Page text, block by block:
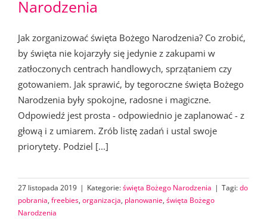
Narodzenia
Jak zorganizować święta Bożego Narodzenia? Co zrobić,
by święta nie kojarzyły się jedynie z zakupami w
zatłoczonych centrach handlowych, sprzątaniem czy
gotowaniem. Jak sprawić, by tegoroczne święta Bożego
Narodzenia były spokojne, radosne i magiczne.
Odpowiedź jest prosta - odpowiednio je zaplanować - z
głową i z umiarem. Zrób listę zadań i ustal swoje
priorytety. Podziel [...]
27 listopada 2019 | Kategorie:święta Bożego Narodzenia | Tagi:do
pobrania, freebies, organizacja, planowanie, święta Bożego
Narodzenia